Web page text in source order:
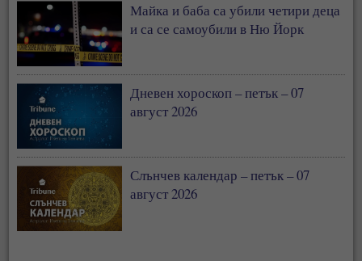
Майка и баба са убили четири деца
и са се самоубили в Ню Йорк
Дневен хороскоп – петък – 07
август 2026
Слънчев календар – петък – 07
август 2026